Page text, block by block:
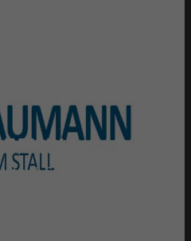
sich Schaumann der